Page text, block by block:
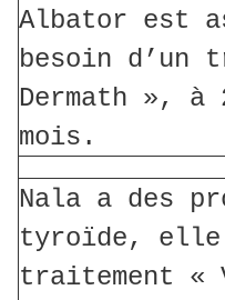
Albator est
besoin d’un
Dermath », à
mois.
Nala a des
tyroïde, elle
traitement «